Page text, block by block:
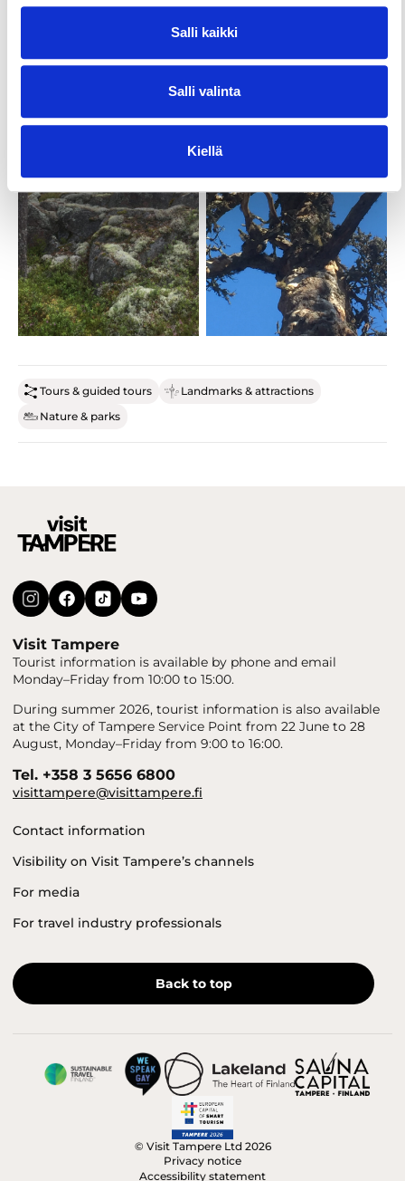
Salli kaikki
Salli valinta
Kiellä
Tours & guided tours
Landmarks & attractions
Nature & parks
Visit Tampere
Tourist information is available by phone and email
Monday–Friday from 10:00 to 15:00.
During summer 2026, tourist information is also available
at the City of Tampere Service Point from 22 June to 28
August, Monday–Friday from 9:00 to 16:00.
Tel. +358 3 5656 6800
visittampere@visittampere.fi
Contact information
Visibility on Visit Tampere’s channels
For media
For travel industry professionals
Back to top
© Visit Tampere Ltd 2026
Privacy notice
Accessibility statement